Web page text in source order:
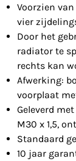
Voorzien
vier
Door het
radiator te
rechts kan
Afwerking:
voorplaat
Geleverd
M30 x 1,5,
Standaard
10 jaar